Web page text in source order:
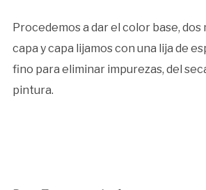
Procedemos a dar el color base, dos
capa y capa lijamos con una lija de
fino para eliminar impurezas, del
pintura.